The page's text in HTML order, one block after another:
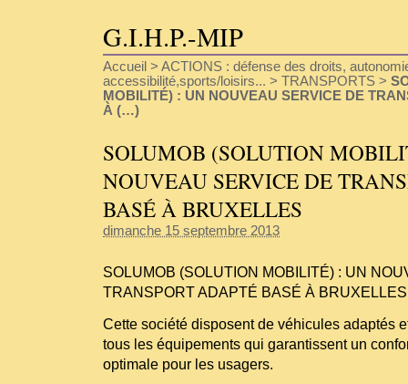
G.I.H.P.-MIP
Accueil > ACTIONS : défense des droits,
accessibilité,sports/loisirs... > TRANSPORTS >
MOBILITÉ) : UN NOUVEAU SERVICE DE
À (…)
SOLUMOB (SOLUTION
NOUVEAU SERVICE DE
BASÉ À BRUXELLES
dimanche 15 septembre 2013
SOLUMOB (SOLUTION MOBILITÉ) : UN
TRANSPORT ADAPTÉ BASÉ À BRUXELLES
Cette société disposent de véhicules adaptés
tous les équipements qui garantissent un
optimale pour les usagers.